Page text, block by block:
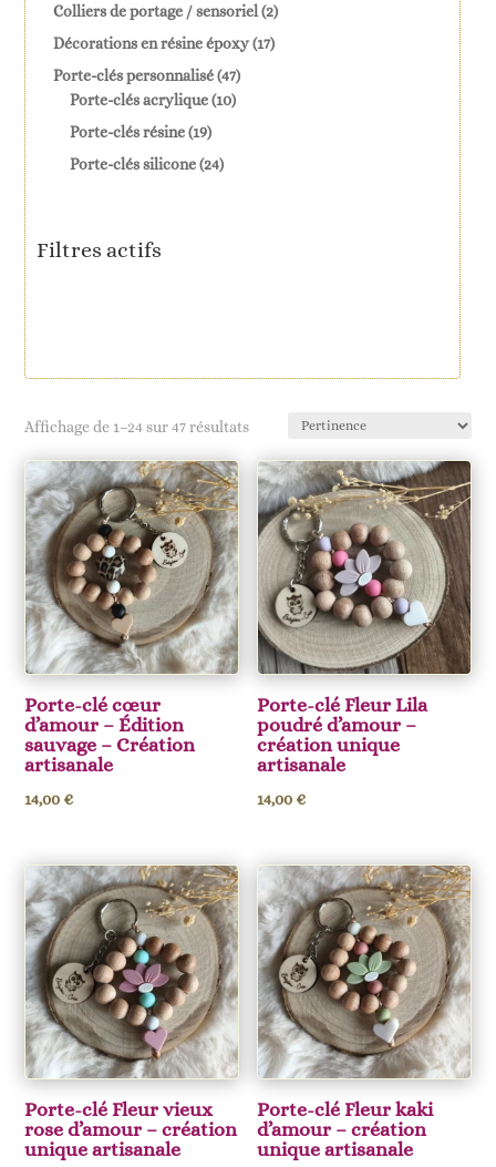
produits
Colliers de portage / sensoriel 22
produits
Décorations en résine époxy 1717
Porte-clés personnalisé 4747
produits
Porte-clés acrylique 1010
Porte-clés résine 1919
produits
Porte-clés silicone 2424
Filtres actifs
Affichage de 1–24 sur 47 résultats
Porte-clé cœur
d’amour – Édition
sauvage – Création
artisanale
14,00 €
Porte-clé Fleur Lila
poudré d’amour –
création unique
artisanale
14,00 €
Porte-clé Fleur vieux
rose d’amour – création
unique artisanale
Porte-clé Fleur kaki
d’amour – création
unique artisanale